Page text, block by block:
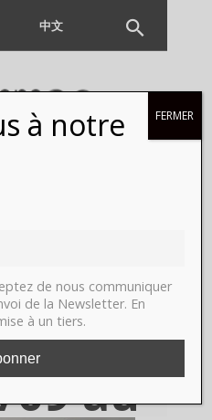
中文
Eric
au
à notre
de nous communiquer
de la Newsletter. En
à un tiers.
FERMER